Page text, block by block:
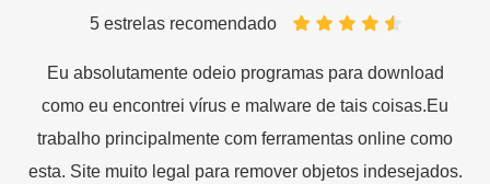
5 estrelas recomendado
Eu absolutamente odeio programas para download
como eu encontrei vírus e malware de tais coisas.Eu
trabalho principalmente com ferramentas online como
esta. Site muito legal para remover objetos indesejados.